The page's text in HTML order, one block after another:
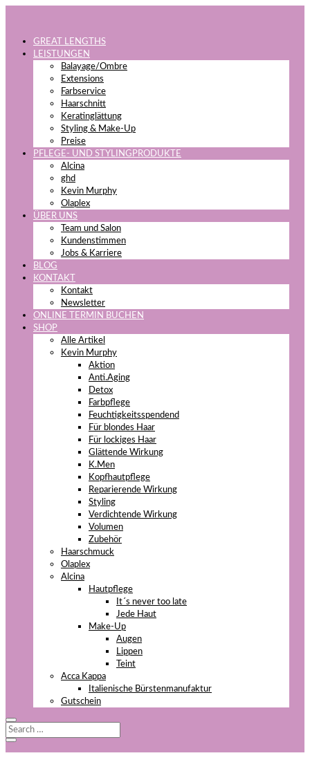
GREAT LENGTHS
LEISTUNGEN
Balayage/Ombre
Extensions
Farbservice
Haarschnitt
Keratinglättung
Styling & Make-Up
Preise
PFLEGE- UND STYLINGPRODUKTE
Alcina
ghd
Kevin Murphy
Olaplex
ÜBER UNS
Team und Salon
Kundenstimmen
Jobs & Karriere
BLOG
KONTAKT
Kontakt
Newsletter
ONLINE TERMIN BUCHEN
SHOP
Alle Artikel
Kevin Murphy
Aktion
Anti.Aging
Detox
Farbpflege
Feuchtigkeitsspendend
Für blondes Haar
Für lockiges Haar
Glättende Wirkung
K.Men
Kopfhautpflege
Reparierende Wirkung
Styling
Verdichtende Wirkung
Volumen
Zubehör
Haarschmuck
Olaplex
Alcina
Hautpflege
It´s never too late
Jede Haut
Make-Up
Augen
Lippen
Teint
Acca Kappa
Italienische Bürstenmanufaktur
Gutschein